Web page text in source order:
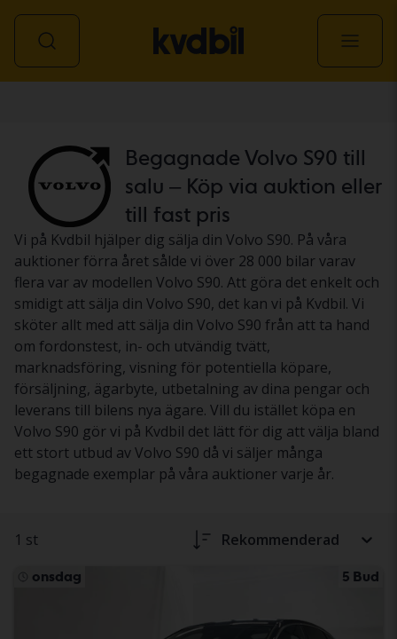
Begagnade Volvo S90 till
salu – Köp via auktion eller
till fast pris
Vi på Kvdbil hjälper dig sälja din Volvo S90. På våra
auktioner förra året sålde vi över 28 000 bilar varav
flera var av modellen Volvo S90. Att göra det enkelt och
smidigt att sälja din Volvo S90, det kan vi på Kvdbil. Vi
sköter allt med att sälja din Volvo S90 från att ta hand
om fordonstest, in- och utvändig tvätt,
marknadsföring, visning för potentiella köpare,
försäljning, ägarbyte, utbetalning av dina pengar och
leverans till bilens nya ägare. Vill du istället köpa en
Volvo S90 gör vi på Kvdbil det lätt för dig att välja bland
ett stort utbud av Volvo S90 då vi säljer många
begagnade exemplar på våra auktioner varje år.
1 st Rekommenderad
onsdag 5 Bud